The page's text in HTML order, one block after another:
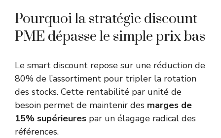
Pourquoi la stratégie discount
PME dépasse le simple prix bas
Le smart discount repose sur une réduction de
80% de l’assortiment pour tripler la rotation
des stocks. Cette rentabilité par unité de
besoin permet de maintenir des marges de
15% supérieures par un élagage radical des
références.